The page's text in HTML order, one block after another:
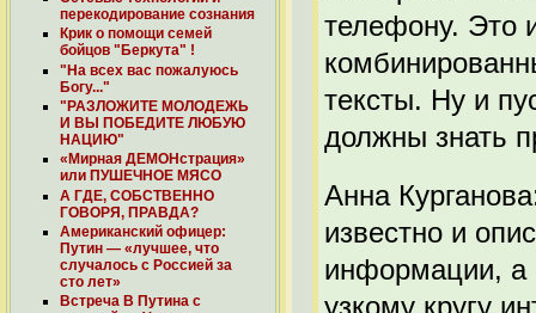
перекодирование cознания
Крик о помощи семей
бойцов "Беркута" !
"На всех вас пожалуюсь
Богу..."
"РАЗЛОЖИТЕ МОЛОДЕЖЬ
И ВЫ ПОБЕДИТЕ ЛЮБУЮ
НАЦИЮ"
«Мирная ДЕМОНстрация»
или ПУШЕЧНОЕ МЯСО
А ГДЕ, СОБСТВЕННО
ГОВОРЯ, ПРАВДА?
Американский офицер:
Путин — «лучшее, что
случалось с Россией за
сто лет»
Встреча В Путина с
телефону. Это
тексты. Ну и
должны знать
Анна
известно и
информации, а
узкому кругу